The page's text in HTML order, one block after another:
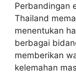
Perbandingan
Thailand
menentukan
berbagai
memberikan
kelemahan